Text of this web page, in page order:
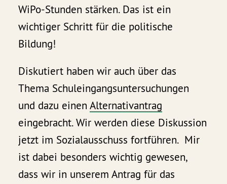
WiPo-Stunden stärken. Das ist ein
wichtiger Schritt für die politische
Bildung!
Diskutiert haben wir auch über das
Thema Schuleingangsuntersuchungen
und dazu einenAlternativantrag
eingebracht. Wir werden diese Diskussion
jetzt im Sozialausschuss fortführen. Mir
ist dabei besonders wichtig gewesen,
dass wir in unserem Antrag für das